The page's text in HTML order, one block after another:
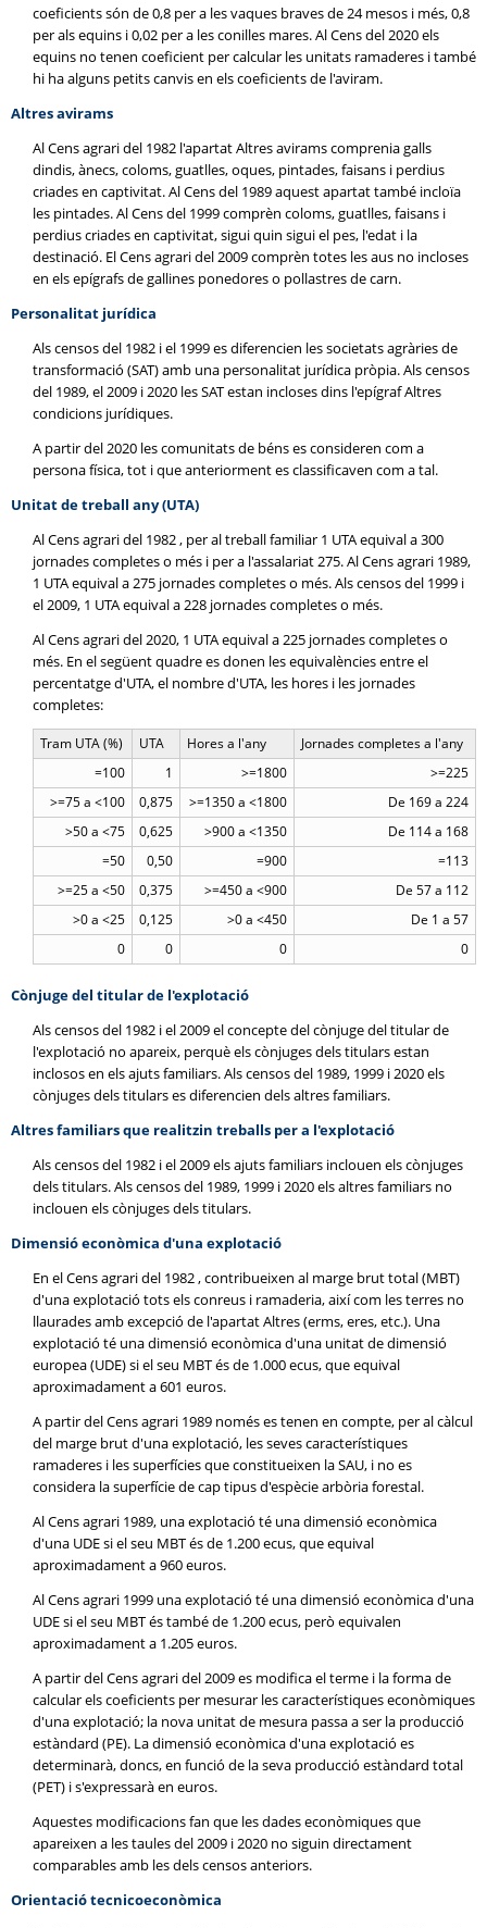
coeficients són de 0,8 per a les vaques braves de 24 mesos i més, 0,8
per als equins i 0,02 per a les conilles mares. Al Cens del 2020 els
equins no tenen coeficient per calcular les unitats ramaderes i també
hi ha alguns petits canvis en els coeficients de l'aviram.
Altres avirams
Al Cens agrari del 1982 l'apartat Altres avirams comprenia galls
dindis, ànecs, coloms, guatlles, oques, pintades, faisans i perdius
criades en captivitat. Al Cens del 1989 aquest apartat també incloïa
les pintades. Al Cens del 1999 comprèn coloms, guatlles, faisans i
perdius criades en captivitat, sigui quin sigui el pes, l'edat i la
destinació. El Cens agrari del 2009 comprèn totes les aus no incloses
en els epígrafs de gallines ponedores o pollastres de carn.
Personalitat jurídica
Als censos del 1982 i el 1999 es diferencien les societats agràries de
transformació (SAT) amb una personalitat jurídica pròpia. Als censos
del 1989, el 2009 i 2020 les SAT estan incloses dins l'epígraf Altres
condicions jurídiques.
A partir del 2020 les comunitats de béns es consideren com a
persona física, tot i que anteriorment es classificaven com a tal.
Unitat de treball any (UTA)
Al Cens agrari del 1982 , per al treball familiar 1 UTA equival a 300
jornades completes o més i per a l'assalariat 275. Al Cens agrari 1989,
1 UTA equival a 275 jornades completes o més. Als censos del 1999 i
el 2009, 1 UTA equival a 228 jornades completes o més.
Al Cens agrari del 2020, 1 UTA equival a 225 jornades completes o
més. En el següent quadre es donen les equivalències entre el
percentatge d'UTA, el nombre d'UTA, les hores i les jornades
completes:
Tram UTA (%) UTA Hores a l'any
Jornades completes a l'any
=100
1 >=1800
>=225
>=75 a <100
0,875 >=1350 a <1800
De 169 a 224
>50 a <75
0,625 >900 a <1350
De 114 a 168
=50
0,50 =900
=113
>=25 a <50
0,375 >=450 a <900
De 57 a 112
>0 a <25
0,125 >0 a <450
De 1 a 57
0
0 0 0
Cònjuge del titular de l'explotació
Als censos del 1982 i el 2009 el concepte del cònjuge del titular de
l'explotació no apareix, perquè els cònjuges dels titulars estan
inclosos en els ajuts familiars. Als censos del 1989, 1999 i 2020 els
cònjuges dels titulars es diferencien dels altres familiars.
Altres familiars que realitzin treballs per a l'explotació
Als censos del 1982 i el 2009 els ajuts familiars inclouen els cònjuges
dels titulars. Als censos del 1989, 1999 i 2020 els altres familiars no
inclouen els cònjuges dels titulars.
Dimensió econòmica d'una explotació
En el Cens agrari del 1982 , contribueixen al marge brut total (MBT)
d'una explotació tots els conreus i ramaderia, així com les terres no
llaurades amb excepció de l'apartat Altres (erms, eres, etc.). Una
explotació té una dimensió econòmica d'una unitat de dimensió
europea (UDE) si el seu MBT és de 1.000 ecus, que equival
aproximadament a 601 euros.
A partir del Cens agrari 1989 només es tenen en compte, per al càlcul
del marge brut d'una explotació, les seves característiques
ramaderes i les superfícies que constitueixen la SAU, i no es
considera la superfície de cap tipus d'espècie arbòria forestal.
Al Cens agrari 1989, una explotació té una dimensió econòmica
d'una UDE si el seu MBT és de 1.200 ecus, que equival
aproximadament a 960 euros.
Al Cens agrari 1999 una explotació té una dimensió econòmica d'una
UDE si el seu MBT és també de 1.200 ecus, però equivalen
aproximadament a 1.205 euros.
A partir del Cens agrari del 2009 es modifica el terme i la forma de
calcular els coeficients per mesurar les característiques econòmiques
d'una explotació; la nova unitat de mesura passa a ser la producció
estàndard (PE). La dimensió econòmica d'una explotació es
determinarà, doncs, en funció de la seva producció estàndard total
(PET) i s'expressarà en euros.
Aquestes modificacions fan que les dades econòmiques que
apareixen a les taules del 2009 i 2020 no siguin directament
comparables amb les dels censos anteriors.
Orientació tecnicoeconòmica